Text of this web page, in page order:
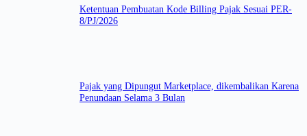
Ketentuan Pembuatan Kode Billing Pajak Sesuai PER-
8/PJ/2026
Pajak yang Dipungut Marketplace, dikembalikan Karena
Penundaan Selama 3 Bulan